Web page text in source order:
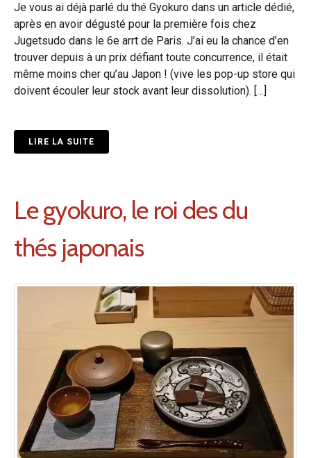
Je vous ai déjà parlé du thé Gyokuro dans un article dédié,
après en avoir dégusté pour la première fois chez
Jugetsudo dans le 6e arrt de Paris. J’ai eu la chance d’en
trouver depuis à un prix défiant toute concurrence, il était
même moins cher qu’au Japon ! (vive les pop-up store qui
doivent écouler leur stock avant leur dissolution). […]
LIRE LA SUITE
Le gyokuro, le roi des du
thés japonais